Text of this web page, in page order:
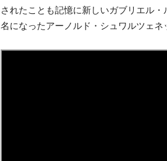
されたことも記憶に新しいガブリエル
名になったアーノルド・シュワルツェネ